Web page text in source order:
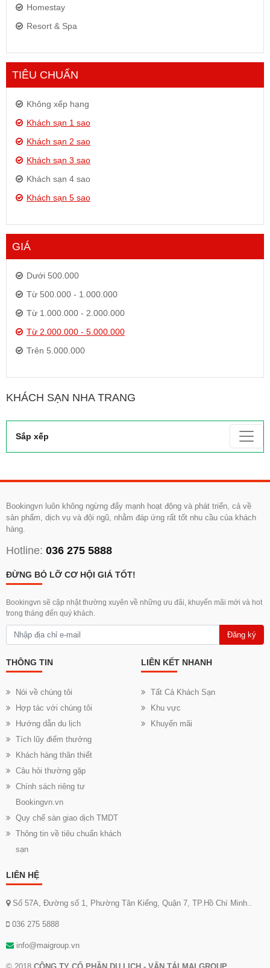
KHÁCH SẠN NHA TRANG
Sắp xếp
Homestay
Resort & Spa
TIÊU CHUẨN
Không xếp hạng
Khách sạn 1 sao
Khách sạn 2 sao
Khách sạn 3 sao
Khách sạn 4 sao
Khách sạn 5 sao
GIÁ
Dưới 500.000
Từ 500.000 - 1.000.000
Từ 1.000.000 - 2.000.000
Từ 2.000.000 - 5.000.000
Trên 5.000.000
Bookingvn luôn không ngừng đẩy mạnh hoạt động và phát triển, cả về
sản phẩm, dịch vụ và đội ngũ, nhằm đáp ứng rất tốt nhu cầu của khách
hàng.
Hotline: 036 275 5888
ĐỪNG BỎ LỠ CƠ HỘI GIÁ TỐT!
Bookingvn sẽ cập nhật thường xuyên về những ưu đãi, khuyến mãi mới và hot
trong tháng đến quý khách.
Đăng ký
THÔNG TIN
Nói về chúng tôi
Hợp tác với chúng tôi
Hướng dẫn du lịch
Tích lũy điểm thưởng
Khách hàng thân thiết
Câu hỏi thường gặp
Chính sách riêng tư
Bookingvn.vn
Quy chế sàn giao dịch TMDT
Thông tin về tiêu chuẩn khách
sạn
LIÊN KẾT NHANH
Tất Cả Khách Sạn
Khu vực
Khuyến mãi
LIÊN HỆ
Số 57A, Đường số 1, Phường Tân Kiểng, Quận 7, TP.Hồ Chí Minh..
036 275 5888
info@maigroup.vn